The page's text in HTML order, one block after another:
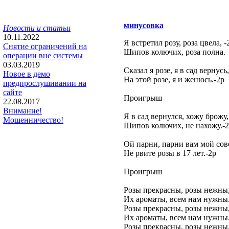
Новости и статьи
10.11.2022
Снятие ограничений на
операции вне системы
03.03.2019
Новое в демо
предпрослушивании на
сайте
22.08.2017
Внимание!
Мошенничество!
минусовка
Я встретил розу, роза цвела, -
Шипов колючих, роза полна.
Сказал я розе, я в сад вернусь,
На этой розе, я и женюсь.-2р
Проигрыш
Я в сад вернулся, хожу брожу,
Шипов колючих, не нахожу.-
Ой парни, парни вам мой
Не рвите розы в 17 лет.-2р
Проигрыш
Розы прекрасны, розы нежны,
Их ароматы, всем нам нужны.
Розы прекрасны, розы нежны,
Их ароматы, всем нам нужны.
Розы прекрасны, розы нежны,